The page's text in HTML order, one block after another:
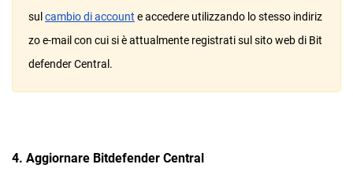
sul cambio di account e accedere utilizzando lo stesso indiriz
zo e-mail con cui si è attualmente registrati sul sito web di Bit
defender Central.
4. Aggiornare Bitdefender Central